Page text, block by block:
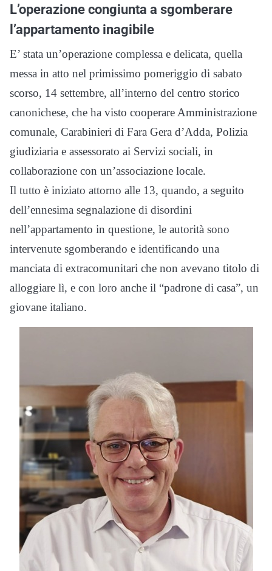
L’operazione congiunta a sgomberare
l’appartamento inagibile
E’ stata un’operazione complessa e delicata, quella
messa in atto nel primissimo pomeriggio di sabato
scorso, 14 settembre, all’interno del centro storico
canonichese, che ha visto cooperare Amministrazione
comunale, Carabinieri di Fara Gera d’Adda, Polizia
giudiziaria e assessorato ai Servizi sociali, in
collaborazione con un’associazione locale.
Il tutto è iniziato attorno alle 13, quando, a seguito
dell’ennesima segnalazione di disordini
nell’appartamento in questione, le autorità sono
intervenute sgomberando e identificando una
manciata di extracomunitari che non avevano titolo di
alloggiare lì, e con loro anche il “padrone di casa”, un
giovane italiano.